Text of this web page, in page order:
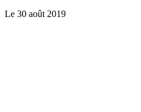
Le 30 août 2019